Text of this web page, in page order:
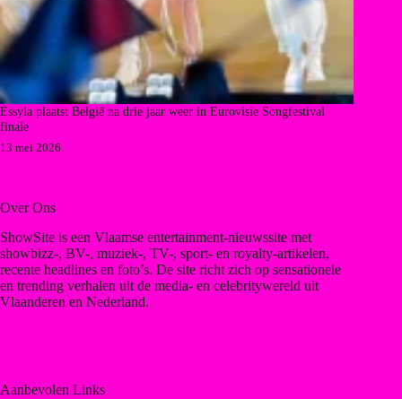
Essyla plaatst België na drie jaar weer in Eurovisie Songfestival
finale
13 mei 2026
Over Ons
ShowSite is een Vlaamse entertainment-nieuwssite met
showbizz-, BV-, muziek-, TV-, sport- en royalty-artikelen,
recente headlines en foto’s. De site richt zich op sensationele
en trending verhalen uit de media- en celebritywereld uit
Vlaanderen en Nederland.
Aanbevolen Links